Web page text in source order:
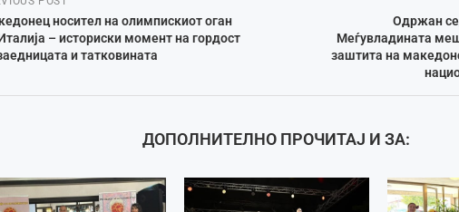
носител на олимпискиот оган
– историски момент на гордост
и татковината
Одржан
Меѓувладината
заштита на
ДОПОЛНИТЕЛНО ПРОЧИТАЈ И ЗА: